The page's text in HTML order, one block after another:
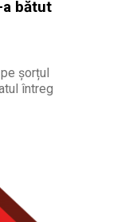
bătut
șorțul
întreg